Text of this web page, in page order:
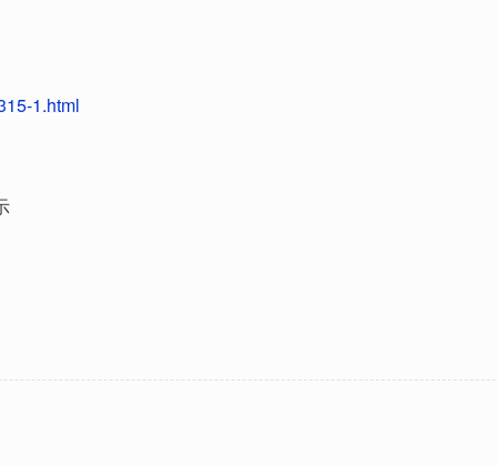
1.html